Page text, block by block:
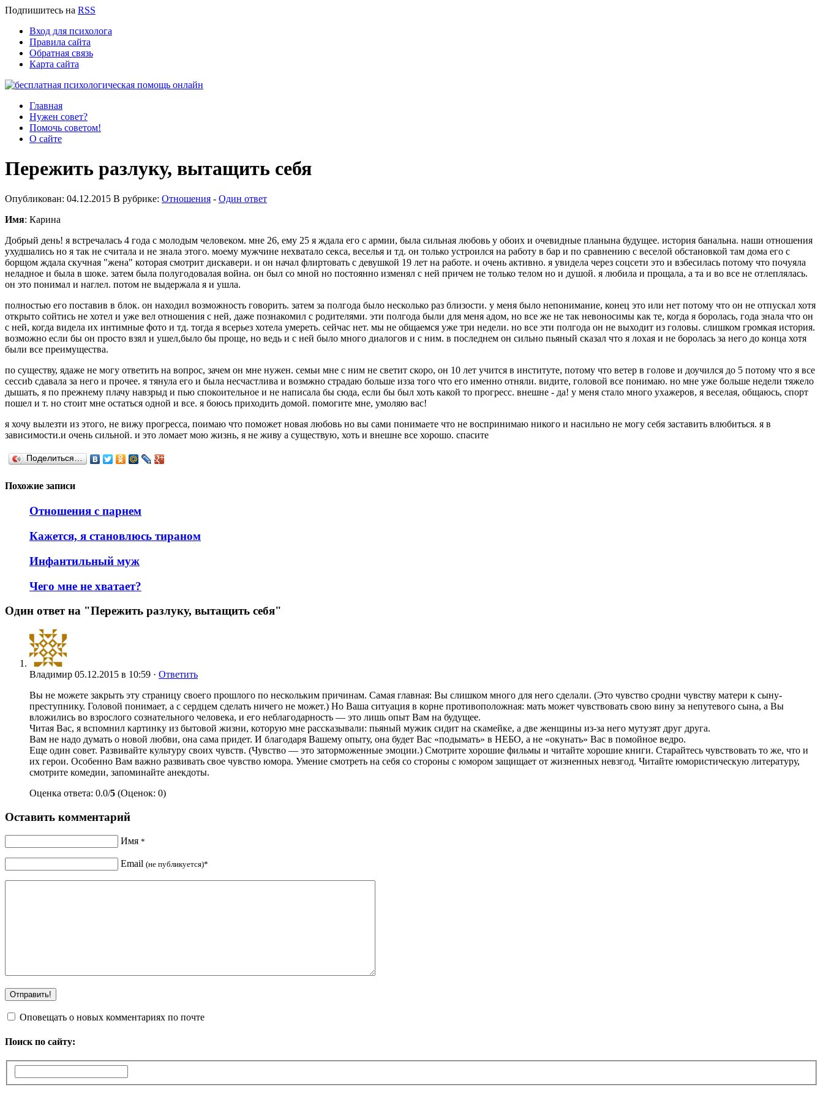
Подпишитесь на RSS
Вход для психолога
Правила сайта
Обратная связь
Карта сайта
Главная
Нужен совет?
Помочь советом!
О сайте
Пережить разлуку, вытащить себя
Опубликован: 04.12.2015 В рубрике: Отношения - Один ответ
Имя: Карина
Добрый день! я встречалась 4 года с молодым человеком. мне 26, ему 25 я ждала его с армии, была сильная любовь у обоих и очевидные планына будущее. история банальна. наши отношения
ухудшались но я так не считала и не знала этого. моему мужчине нехватало секса, веселья и тд. он только устроился на работу в бар и по сравнению с веселой обстановкой там дома его с
борщом ждала скучная "жена" которая смотрит дискавери. и он начал флиртовать с девушкой 19 лет на работе. и очень активно. я увидела через соцсети это и взбесилась потому что почуяла
неладное и была в шоке. затем была полугодовалая война. он был со мной но постоянно изменял с ней причем не только телом но и душой. я любила и прощала, а та и во все не отлеплялась.
он это понимал и наглел. потом не выдержала я и ушла.
полностью его поставив в блок. он находил возможность говорить. затем за полгода было несколько раз близости. у меня было непонимание, конец это или нет потому что он не отпускал хотя
открыто сойтись не хотел и уже вел отношения с ней, даже познакомил с родителями. эти полгода были для меня адом, но все же не так невоносимы как те, когда я боролась, года знала что он
с ней, когда видела их интимные фото и тд. тогда я всерьез хотела умереть. сейчас нет. мы не общаемся уже три недели. но все эти полгода он не выходит из головы. слишком громкая история.
возможно если бы он просто взял и ушел,было бы проще, но ведь и с ней было много диалогов и с ним. в последнем он сильно пьяный сказал что я лохая и не боролась за него до конца хотя
были все преимущества.
по существу, ядаже не могу ответить на вопрос, зачем он мне нужен. семьи мне с ним не светит скоро, он 10 лет учится в институте, потому что ветер в голове и доучился до 5 потому что я все
сессиb сдавала за него и прочее. я тянула его и была несчастлива и возмжно страдаю больше изза того что его именно отняли. видите, головой все понимаю. но мне уже больше недели тяжело
дышать, я по прежнему плачу навзрыд и пью спокоительное и не написала бы сюда, если бы был хоть какой то прогресс. внешне - да! у меня стало много ухажеров, я веселая, общаюсь, спорт
пошел и т. но стоит мне остаться одной и все. я боюсь приходить домой. помогите мне, умоляю вас!
я хочу вылезти из этого, не вижу прогресса, поимаю что поможет новая любовь но вы сами понимаете что не воспринимаю никого и насильно не могу себя заставить влюбиться. я в
зависимости.и очень сильной. и это ломает мою жизнь, я не живу а существую, хоть и внешне все хорошо. cпасите
Поделиться…
Похожие записи
Отношения с парнем
Кажется, я становлюсь тираном
Инфантильный муж
Чего мне не хватает?
Один ответ на "Пережить разлуку, вытащить себя"
Владимир 05.12.2015 в 10:59 · Ответить
Вы не можете закрыть эту страницу своего прошлого по нескольким причинам. Самая главная: Вы слишком много для него сделали. (Это чувство сродни чувству матери к сыну-
преступнику. Головой понимает, а с сердцем сделать ничего не может.) Но Ваша ситуация в корне противоположная: мать может чувствовать свою вину за непутевого сына, а Вы
вложились во взрослого сознательного человека, и его неблагодарность — это лишь опыт Вам на будущее.
Читая Вас, я вспомнил картинку из бытовой жизни, которую мне рассказывали: пьяный мужик сидит на скамейке, а две женщины из-за него мутузят друг друга.
Вам не надо думать о новой любви, она сама придет. И благодаря Вашему опыту, она будет Вас «подымать» в НЕБО, а не «окунать» Вас в помойное ведро.
Еще один совет. Развивайте культуру своих чувств. (Чувство — это заторможенные эмоции.) Смотрите хорошие фильмы и читайте хорошие книги. Старайтесь чувствовать то же, что и
их герои. Особенно Вам важно развивать свое чувство юмора. Умение смотреть на себя со стороны с юмором защищает от жизненных невзгод. Читайте юмористическую литературу,
смотрите комедии, запоминайте анекдоты.
Оценка ответа: 0.0/5 (Оценок: 0)
Оставить комментарий
Имя *
Email (не публикуется)*
Оповещать о новых комментариях по почте
Поиск по сайту: